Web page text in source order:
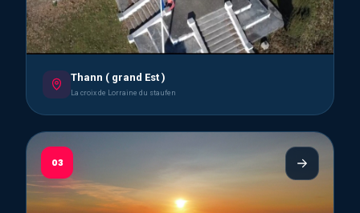
Thann ( grand Est )
La croix de Lorraine du staufen
03